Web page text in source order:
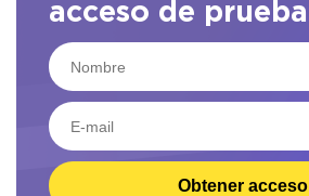
acceso de prueba
Obtener acceso